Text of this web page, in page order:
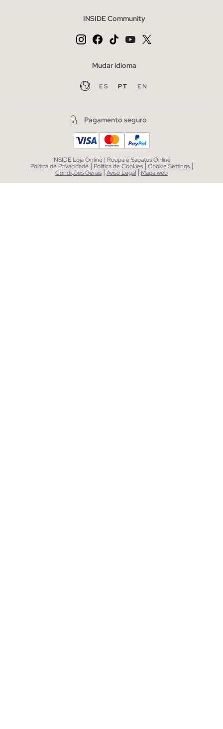
INSIDE Community
Mudar idioma
ES PT EN
Pagamento seguro
INSIDE Loja Online | Roupa e Sapatos Online
Política de Privacidade | Política de Cookies | Cookie Settings |
Condições Gerais|Aviso Legal| Mapa web